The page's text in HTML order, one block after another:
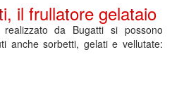
il frullatore gelataio
da Bugatti si possono
anche sorbetti, gelati e vellutate: